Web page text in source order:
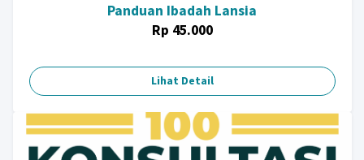
Panduan Ibadah Lansia
Rp 45.000
Lihat Detail